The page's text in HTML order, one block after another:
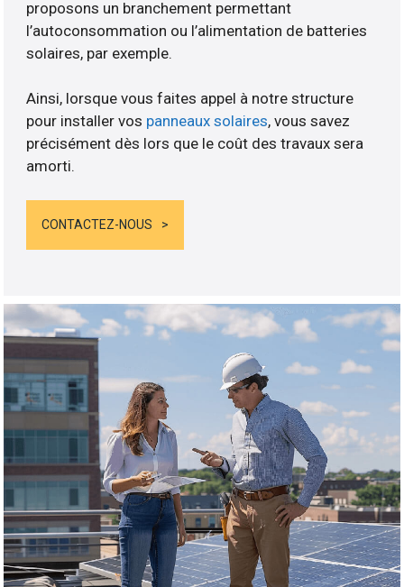
proposons un branchement permettant
l’autoconsommation ou l’alimentation de batteries
solaires, par exemple.
Ainsi, lorsque vous faites appel à notre structure
pour installer vos panneaux solaires, vous savez
précisément dès lors que le coût des travaux sera
amorti.
CONTACTEZ-NOUS